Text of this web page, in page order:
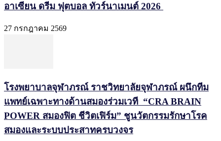
อาเซียน ดรีม ฟุตบอล ทัวร์นาเมนต์ 2026
27 กรกฎาคม 2569
โรงพยาบาลจุฬาภรณ์ ราชวิทยาลัยจุฬาภรณ์ ผนึกทีม
แพทย์เฉพาะทางด้านสมองร่วมเวที “CRA BRAIN
POWER สมองฟิต ชีวิตเฟิร์ม” ชูนวัตกรรมรักษาโรค
สมองและระบบประสาทครบวงจร